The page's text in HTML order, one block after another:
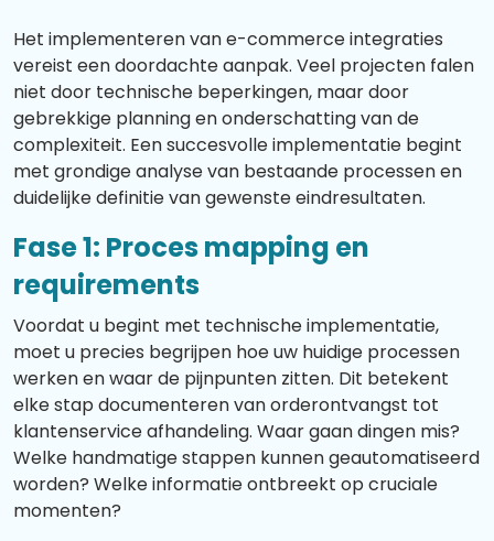
Het implementeren van e-commerce integraties
vereist een doordachte aanpak. Veel projecten falen
niet door technische beperkingen, maar door
gebrekkige planning en onderschatting van de
complexiteit. Een succesvolle implementatie begint
met grondige analyse van bestaande processen en
duidelijke definitie van gewenste eindresultaten.
Fase 1: Proces mapping en
requirements
Voordat u begint met technische implementatie,
moet u precies begrijpen hoe uw huidige processen
werken en waar de pijnpunten zitten. Dit betekent
elke stap documenteren van orderontvangst tot
klantenservice afhandeling. Waar gaan dingen mis?
Welke handmatige stappen kunnen geautomatiseerd
worden? Welke informatie ontbreekt op cruciale
momenten?